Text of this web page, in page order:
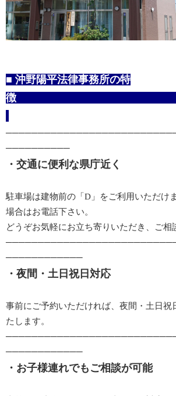
■ 沖野陽平法律事務所の特
─​​​​​​​─​​​​​​​─​​​​​​​─​​​​​​​─​​​​​​​─​​​​​​​─​​​​​​​─​​​​​​​─​​​​​​​─​​​​​​​
・交通に便利な県庁近く
駐車場は建物前の「D」をご利用いただけ
場合はお電話下さい。
どうぞお気軽にお立ち寄りいただき、ご相
─​​​​​​​─​​​​​​​─​​​​​​​─​​​​​​​─​​​​​​​─​​​​​​​─​​​​​​​─​​​​​​​─​​​​​​​─​​​​​​​─​​​​​​​─​​​​​​​
・夜間・土日祝日​​​​​​​対応
事前にご予約いただければ、夜間・土日祝
たします。
─​​​​​​​─​​​​​​​─​​​​​​​─​​​​​​​─​​​​​​​─​​​​​​​─​​​​​​​─​​​​​​​─​​​​​​​─​​​​​​​─​​​​​​​─​​​​​​​
・お子様連れでもご相談が可能